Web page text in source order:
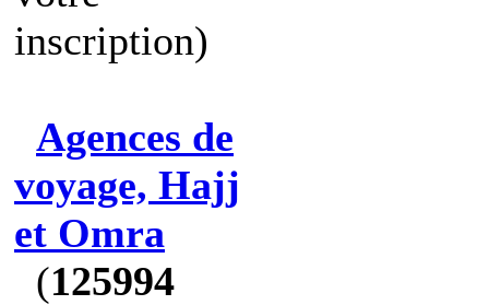
inscription)
Agences de
voyage, Hajj
et Omra
(125994